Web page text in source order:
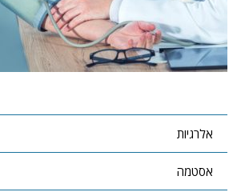
צור קשר
אלרגיות
אסטמה